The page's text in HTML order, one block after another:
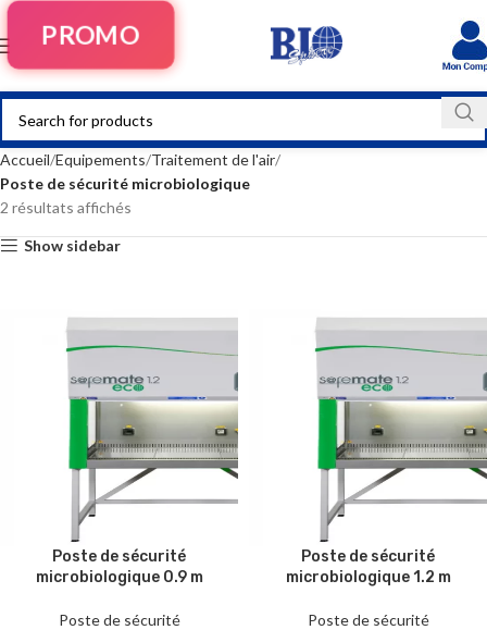
PROMO
Accueil Equipements Traitement de l'air
Poste de sécurité microbiologique
2 résultats affichés
Show sidebar
Poste de sécurité
microbiologique 0.9 m
Poste de sécurité
Poste de sécurité
microbiologique 1.2 m
Poste de sécurité